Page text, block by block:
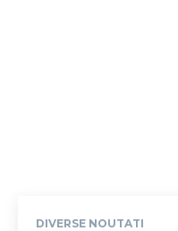
DIVERSE NOUTATI